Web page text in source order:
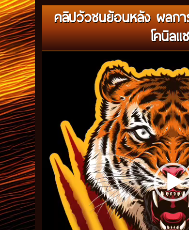
คลิปวัวชนย้อนหลัง ผลกา
โคนิล